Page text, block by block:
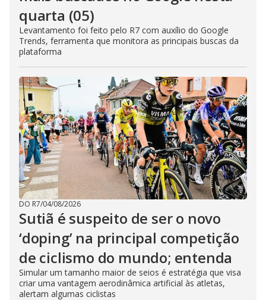
quarta (05)
Levantamento foi feito pelo R7 com auxílio do Google
Trends, ferramenta que monitora as principais buscas da
plataforma
DO R7/04/08/2026
Sutiã é suspeito de ser o novo
‘doping’ na principal competição
de ciclismo do mundo; entenda
Simular um tamanho maior de seios é estratégia que visa
criar uma vantagem aerodinâmica artificial às atletas,
alertam algumas ciclistas